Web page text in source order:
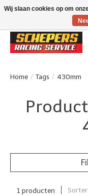
Klanten beoordelen ons met
Home / Tags / 430mm
1 producten
Wij slaan cookies op om